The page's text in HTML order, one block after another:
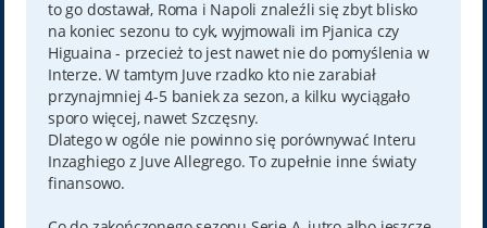
to go dostawał, Roma i Napoli znaleźli się zbyt blisko
na koniec sezonu to cyk, wyjmowali im Pjanica czy
Higuaina - przecież to jest nawet nie do pomyślenia w
Interze. W tamtym Juve rzadko kto nie zarabiał
przynajmniej 4-5 baniek za sezon, a kilku wyciągało
sporo więcej, nawet Szczęsny.
Dlatego w ogóle nie powinno się porównywać Interu
Inzaghiego z Juve Allegrego. To zupełnie inne światy
finansowo.